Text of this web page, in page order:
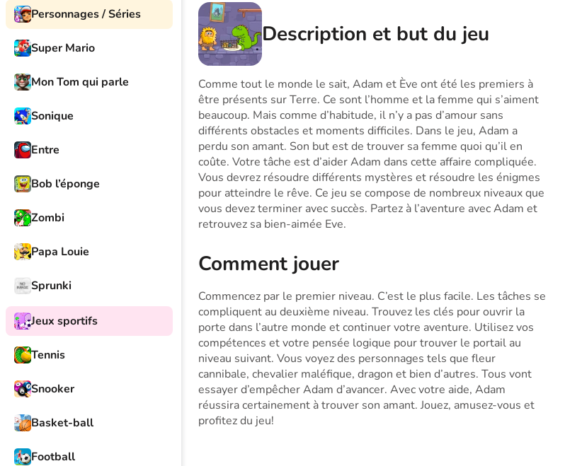
Personnages / Séries
Super Mario
Mon Tom qui parle
Sonique
Entre
Bob l’éponge
Zombi
Papa Louie
Sprunki
Jeux sportifs
Tennis
Snooker
Basket-ball
Football
Description et but du jeu
Comme tout le monde le sait, Adam et Ève ont été les premiers à
être présents sur Terre. Ce sont l’homme et la femme qui s’aiment
beaucoup. Mais comme d’habitude, il n’y a pas d’amour sans
différents obstacles et moments difficiles. Dans le jeu, Adam a
perdu son amant. Son but est de trouver sa femme quoi qu’il en
coûte. Votre tâche est d’aider Adam dans cette affaire compliquée.
Vous devrez résoudre différents mystères et résoudre les énigmes
pour atteindre le rêve. Ce jeu se compose de nombreux niveaux que
vous devez terminer avec succès. Partez à l’aventure avec Adam et
retrouvez sa bien-aimée Eve.
Comment jouer
Commencez par le premier niveau. C’est le plus facile. Les tâches se
compliquent au deuxième niveau. Trouvez les clés pour ouvrir la
porte dans l’autre monde et continuer votre aventure. Utilisez vos
compétences et votre pensée logique pour trouver le portail au
niveau suivant. Vous voyez des personnages tels que fleur
cannibale, chevalier maléfique, dragon et bien d’autres. Tous vont
essayer d’empêcher Adam d’avancer. Avec votre aide, Adam
réussira certainement à trouver son amant. Jouez, amusez-vous et
profitez du jeu!